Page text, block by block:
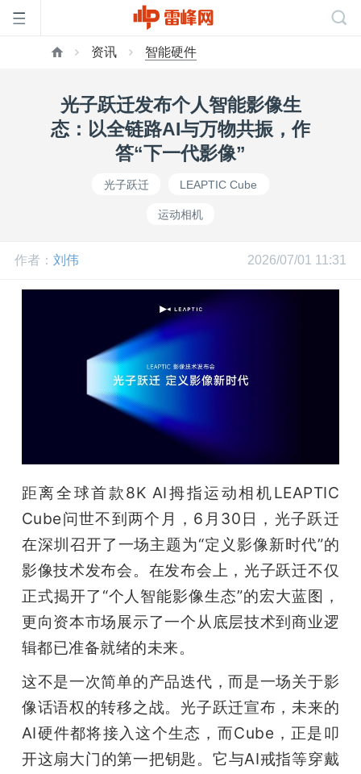
页
网
中
心
GAIR
专
题
资讯 智能硬件
光子跃迁发布个人智能影像生
态：以全链路AI与万物共振，作
答“下一代影像”
光子跃迁 LEAPTIC Cube
运动相机
作者： 刘伟 2026/07/01 11:31
距离全球首款8K AI拇指运动相机LEAPTIC
Cube问世不到两个月，6月30日，光子跃迁
在深圳召开了一场主题为“定义影像新时代”的
影像技术发布会。在发布会上，光子跃迁不仅
正式揭开了“个人智能影像生态”的宏大蓝图，
更向资本市场展示了一个从底层技术到商业逻
辑都已准备就绪的未来。
这不是一次简单的产品迭代，而是一场关于影
像话语权的转移之战。光子跃迁宣布，未来的
AI硬件都将接入这个生态，而Cube，正是叩
开这扇大门的第一把钥匙。它与AI戒指等穿戴